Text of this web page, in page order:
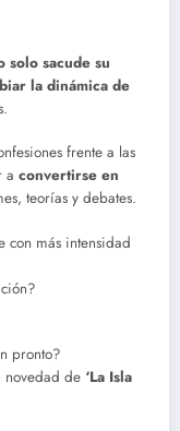
solo sacude su
la dinámica de
frente a las
a convertirse en
teorías y debates.
con más intensidad
pronto?
novedad de ‘La Isla